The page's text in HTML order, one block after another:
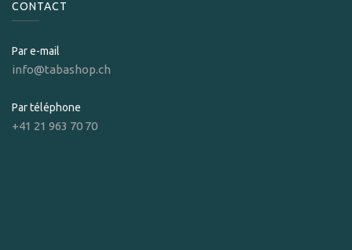
CONTACT
Par e-mail
info@tabashop.ch
Par téléphone
+41 21 963 70 70